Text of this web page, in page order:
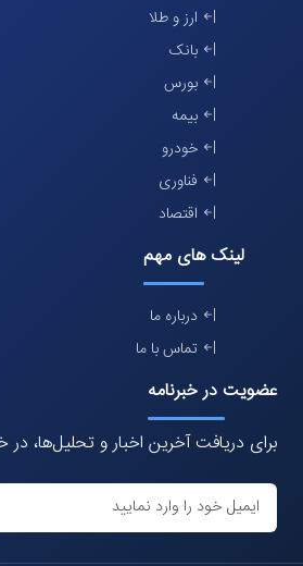
ارز و طلا
بانک
بورس
بیمه
خودرو
فناوری
اقتصاد
لینک های مهم
درباره ما
تماس با ما
عضویت در خبرنامه
برای دریافت آخرین اخبار و تحلیل‌ها،